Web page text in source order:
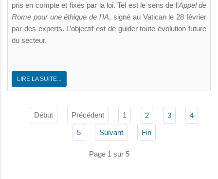
pris en compte et fixés par la loi. Tel est le sens de l’Appel de
Rome pour une éthique de l’IA, signé au Vatican le 28 février
par des experts. L’objectif est de guider toute évolution future
du secteur.
LIRE LA SUITE...
Début Précédent 1 2 3 4
5 Suivant Fin
Page 1 sur 5